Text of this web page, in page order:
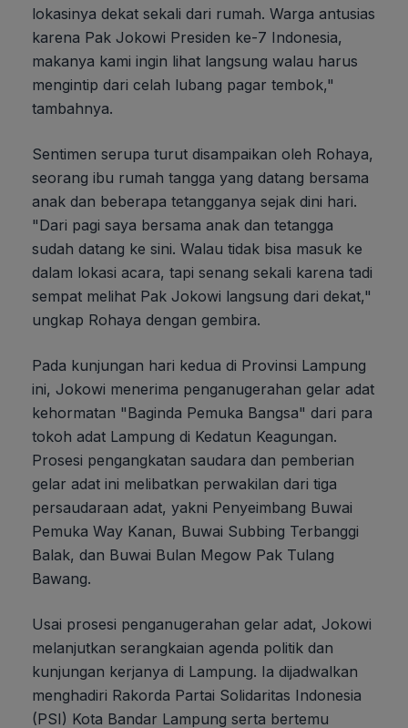
lokasinya dekat sekali dari rumah. Warga antusias
karena Pak Jokowi Presiden ke-7 Indonesia,
makanya kami ingin lihat langsung walau harus
mengintip dari celah lubang pagar tembok,"
tambahnya.
Sentimen serupa turut disampaikan oleh Rohaya,
seorang ibu rumah tangga yang datang bersama
anak dan beberapa tetangganya sejak dini hari.
"Dari pagi saya bersama anak dan tetangga
sudah datang ke sini. Walau tidak bisa masuk ke
dalam lokasi acara, tapi senang sekali karena tadi
sempat melihat Pak Jokowi langsung dari dekat,"
ungkap Rohaya dengan gembira.
Pada kunjungan hari kedua di Provinsi Lampung
ini, Jokowi menerima penganugerahan gelar adat
kehormatan "Baginda Pemuka Bangsa" dari para
tokoh adat Lampung di Kedatun Keagungan.
Prosesi pengangkatan saudara dan pemberian
gelar adat ini melibatkan perwakilan dari tiga
persaudaraan adat, yakni Penyeimbang Buwai
Pemuka Way Kanan, Buwai Subbing Terbanggi
Balak, dan Buwai Bulan Megow Pak Tulang
Bawang.
Usai prosesi penganugerahan gelar adat, Jokowi
melanjutkan serangkaian agenda politik dan
kunjungan kerjanya di Lampung. Ia dijadwalkan
menghadiri Rakorda Partai Solidaritas Indonesia
(PSI) Kota Bandar Lampung serta bertemu